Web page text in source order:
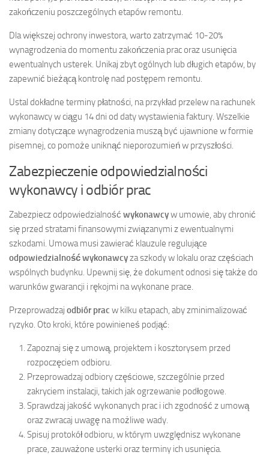
zakończeniu poszczególnych etapów remontu.
Dla większej ochrony inwestora, warto zatrzymać 10-20%
wynagrodzenia do momentu zakończenia prac oraz usunięcia
ewentualnych usterek. Unikaj zbyt ogólnych lub długich etapów, by
zapewnić bieżącą kontrolę nad postępem remontu.
Ustal dokładne terminy płatności, na przykład przelew na rachunek
wykonawcy w ciągu 14 dni od daty wystawienia faktury. Wszelkie
zmiany dotyczące wynagrodzenia muszą być ujawnione w formie
pisemnej, co pomoże uniknąć nieporozumień w przyszłości.
Zabezpieczenie odpowiedzialności
wykonawcy i odbiór prac
Zabezpiecz odpowiedzialność wykonawcyw umowie, aby chronić
się przed stratami finansowymi związanymi z ewentualnymi
szkodami. Umowa musi zawierać klauzule regulujące
odpowiedzialność wykonawcyza szkody w lokalu oraz częściach
wspólnych budynku. Upewnij się, że dokument odnosi się także do
warunków gwarancji i rękojmi na wykonane prace.
Przeprowadzaj odbiór prac w kilku etapach, aby zminimalizować
ryzyko. Oto kroki, które powinieneś podjąć:
Zapoznaj się z umową, projektem i kosztorysem przed
rozpoczęciem odbioru.
Przeprowadzaj odbiory częściowe, szczególnie przed
zakryciem instalacji, takich jak ogrzewanie podłogowe.
Sprawdzaj jakość wykonanych prac i ich zgodność z umową
oraz zwracaj uwagę na możliwe wady.
Spisuj protokół odbioru, w którym uwzględnisz wykonane
prace, zauważone usterki oraz terminy ich usunięcia.